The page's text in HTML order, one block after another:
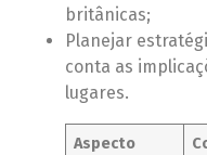
britânicas;
Planejar
conta as
lugares.
Aspecto